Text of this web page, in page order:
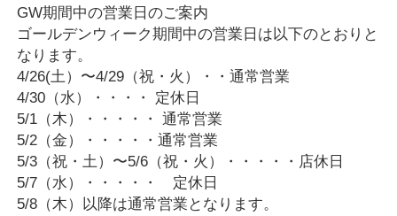
GW期間中の営業日のご案内
ゴールデンウィーク期間中の営業日は以下のとおりと
なります。
4/26(土）〜4/29（祝・火）・・通常営業
4/30（水）・・・・ 定休日
5/1（木）・・・・・ 通常営業
5/2（金）・・・・・通常営業
5/3（祝・土）〜5/6（祝・火）・・・・・店休日
5/7（水）・・・・・ 定休日
5/8（木）以降は通常営業となります。